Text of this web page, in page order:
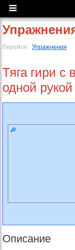
Перейти: Упражнения
Тяга гири с
одной
Описание